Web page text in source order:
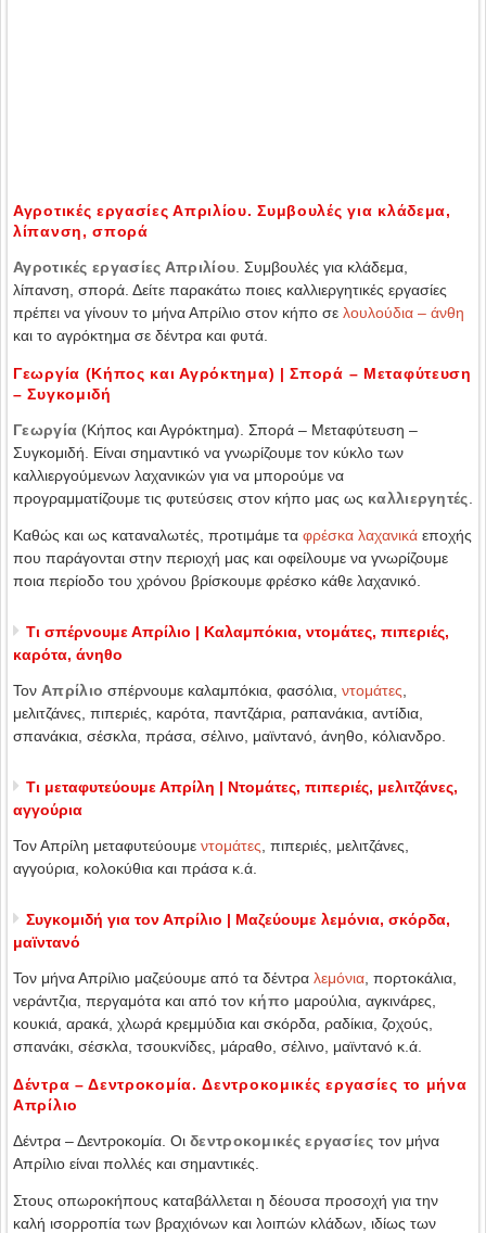
Αγροτικές εργασίες Απριλίου. Συμβουλές για κλάδεμα,
λίπανση, σπορά
Αγροτικές εργασίες Απριλίου . Συμβουλές για κλάδεμα,
λίπανση, σπορά. Δείτε παρακάτω ποιες καλλιεργητικές εργασίες
πρέπει να γίνουν το μήνα Απρίλιο στον κήπο σε λουλούδια – άνθη
και το αγρόκτημα σε δέντρα και φυτά.
Γεωργία (Κήπος και Αγρόκτημα) | Σπορά – Μεταφύτευση
– Συγκομιδή
Γεωργία (Κήπος και Αγρόκτημα). Σπορά – Μεταφύτευση –
Συγκομιδή. Είναι σημαντικό να γνωρίζουμε τον κύκλο των
καλλιεργούμενων λαχανικών για να μπορούμε να
προγραμματίζουμε τις φυτεύσεις στον κήπο μας ως καλλιεργητές
Καθώς και ως καταναλωτές, προτιμάμε τα φρέσκα λαχανικά εποχής
που παράγονται στην περιοχή μας και οφείλουμε να γνωρίζουμε
ποια περίοδο του χρόνου βρίσκουμε φρέσκο κάθε λαχανικό.
Τι σπέρνουμε Απρίλιο | Καλαμπόκια, ντομάτες, πιπεριές,
καρότα, άνηθο
Τον Απρίλιο σπέρνουμε καλαμπόκια, φασόλια,ντομάτες
μελιτζάνες, πιπεριές, καρότα, παντζάρια, ραπανάκια, αντίδια,
σπανάκια, σέσκλα, πράσα, σέλινο, μαϊντανό, άνηθο, κόλιανδρο.
Τι μεταφυτεύουμε Απρίλη | Ντομάτες, πιπεριές, μελιτζάνες,
αγγούρια
Τον Απρίλη μεταφυτεύουμε ντομάτες , πιπεριές, μελιτζάνες,
αγγούρια, κολοκύθια και πράσα κ.ά.
Συγκομιδή για τον Απρίλιο | Μαζεύουμε λεμόνια, σκόρδα,
μαϊντανό
Τον μήνα Απρίλιο μαζεύουμε από τα δέντρα λεμόνια , πορτοκάλια,
νεράντζια, περγαμότα και από τον κήπο μαρούλια, αγκινάρες,
κουκιά, αρακά, χλωρά κρεμμύδια και σκόρδα, ραδίκια, ζοχούς,
σπανάκι, σέσκλα, τσουκνίδες, μάραθο, σέλινο, μαϊντανό κ.ά.
Δέντρα – Δεντροκομία. Δεντροκομικές εργασίες το μήνα
Απρίλιο
Δέντρα – Δεντροκομία. Οι δεντροκομικές εργασίες τον μήνα
Απρίλιο είναι πολλές και σημαντικές.
Στους οπωροκήπους καταβάλλεται η δέουσα προσοχή για την
καλή ισορροπία των βραχιόνων και λοιπών κλάδων, ιδίως των